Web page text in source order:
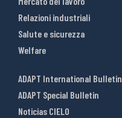
Relazioni industriali
Salute e sicurezza
Welfare
ADAPT International Bulletin
ADAPT Special Bulletin
Noticias CIELO